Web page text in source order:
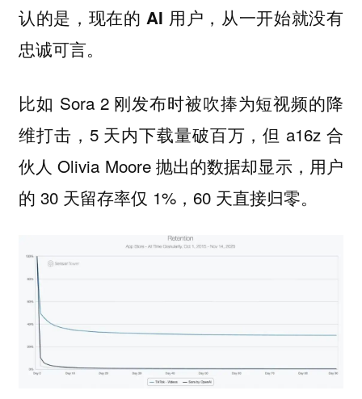
认的是， 现在的 AI 用户，从一开始就没有
忠诚可言。
比如 Sora 2 刚发布时被吹捧为短视频的降
维打击，5 天内下载量破百万，但 a16z 合
伙人 Olivia Moore 抛出的数据却显示，用户
的 30 天留存率仅 1%，60 天直接归零。